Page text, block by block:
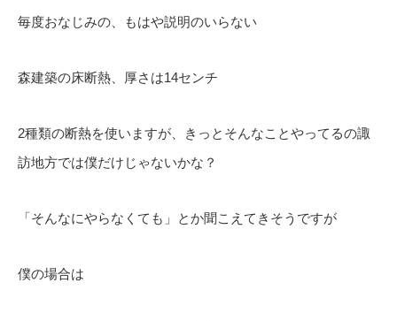
毎度おなじみの、もはや説明のいらない
森建築の床断熱、厚さは14センチ
2種類の断熱を使いますが、きっとそんなことやってるの諏
訪地方では僕だけじゃないかな？
「そんなにやらなくても」とか聞こえてきそうですが
僕の場合は